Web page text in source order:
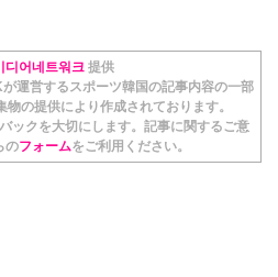
디어네트워크 提供
運営するスポーツ韓国の記事内容の一部
の提供により作成されております。
ックを大切にします。記事に関するご意
のフォームをご利用ください。